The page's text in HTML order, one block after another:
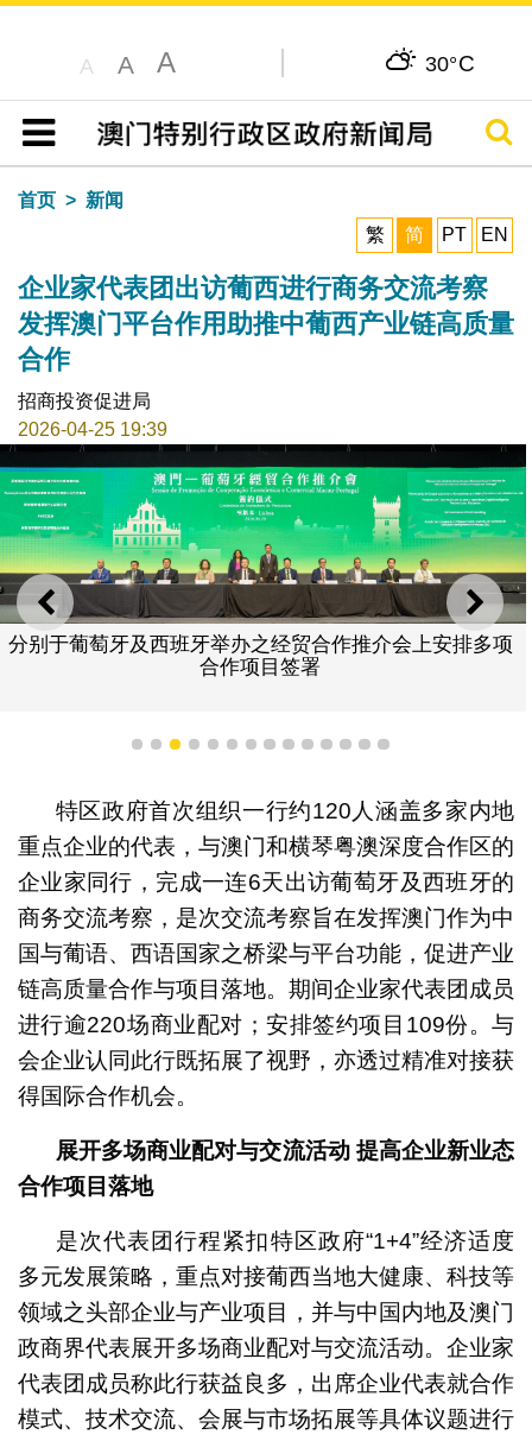
A A A 30°C
目录
搜寻
首页
新闻
繁
简 PT EN
企业家代表团出访葡西进行商务交流考察
发挥澳门平台作用助推中葡西产业链高质量
合作
招商投资促进局
2026-04-25 19:39
上一则 下一
分别于葡萄牙及西班牙举办之经贸合作推介会上安排多项
合作项目签署
1 2 3 4 5 6 7 8 9 1011121314
特区政府首次组织一行约120人涵盖多家内地
重点企业的代表，与澳门和横琴粤澳深度合作区的
企业家同行，完成一连6天出访葡萄牙及西班牙的
商务交流考察，是次交流考察旨在发挥澳门作为中
国与葡语、西语国家之桥梁与平台功能，促进产业
链高质量合作与项目落地。期间企业家代表团成员
进行逾220场商业配对；安排签约项目109份。与
会企业认同此行既拓展了视野，亦透过精准对接获
得国际合作机会。
展开多场商业配对与交流活动 提高企业新业态
合作项目落地
是次代表团行程紧扣特区政府“1+4”经济适度
多元发展策略，重点对接葡西当地大健康、科技等
领域之头部企业与产业项目，并与中国内地及澳门
政商界代表展开多场商业配对与交流活动。企业家
代表团成员称此行获益良多，出席企业代表就合作
模式、技术交流、会展与市场拓展等具体议题进行